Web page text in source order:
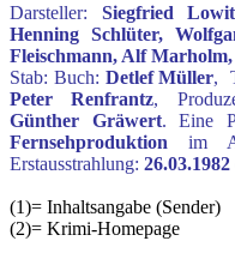
Darsteller: Siegfried
Henning Schlüter,
Fleischmann, Alf
Stab: Buch: Detlef Müller,
Peter Renfrantz,
Günther Gräwert. Eine
Fernsehproduktion im
Erstausstrahlung: 26.03.1982
(1)= Inhaltsangabe (Sender)
(2)= Krimi-Homepage